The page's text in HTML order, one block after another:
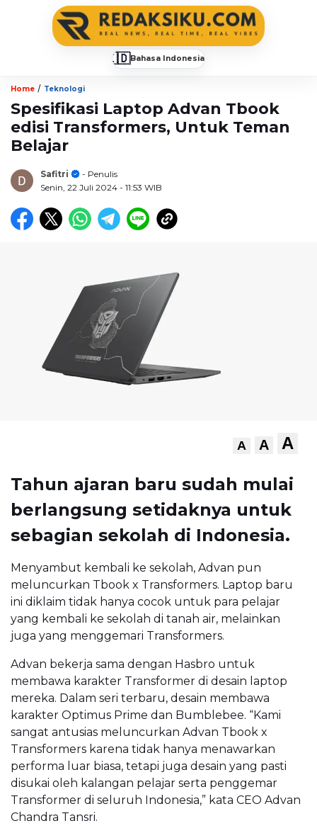
🇮🇩Bahasa Indonesia
Home / Teknologi
Spesifikasi Laptop Advan Tbook
edisi Transformers, Untuk Teman
Belajar
Safitri
- Penulis
Senin, 22 Juli 2024 - 11:53 WIB
A A A
Tahun ajaran baru sudah mulai
berlangsung setidaknya untuk
sebagian sekolah di Indonesia.
Menyambut kembali ke sekolah, Advan pun
meluncurkan Tbook x Transformers. Laptop baru
ini diklaim tidak hanya cocok untuk para pelajar
yang kembali ke sekolah di tanah air, melainkan
juga yang menggemari Transformers.
Advan bekerja sama dengan Hasbro untuk
membawa karakter Transformer di desain laptop
mereka. Dalam seri terbaru, desain membawa
karakter Optimus Prime dan Bumblebee. “Kami
sangat antusias meluncurkan Advan Tbook x
Transformers karena tidak hanya menawarkan
performa luar biasa, tetapi juga desain yang pasti
disukai oleh kalangan pelajar serta penggemar
Transformer di seluruh Indonesia,” kata CEO Advan
Chandra Tansri.